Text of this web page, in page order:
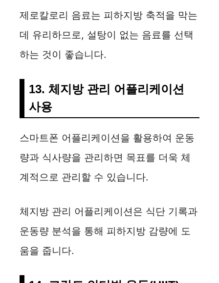
제로칼로리 음료는 피하지방 축적을 막는
데 유리하므로, 설탕이 없는 음료를 선택
하는 것이 좋습니다.
13. 체지방 관리 어플리케이션
사용
스마트폰 어플리케이션을 활용하여 운동
량과 식사량을 관리하면 목표를 더욱 체
계적으로 관리할 수 있습니다.
체지방 관리 어플리케이션은 식단 기록과
운동량 분석을 통해 피하지방 감량에 도
움을 줍니다.